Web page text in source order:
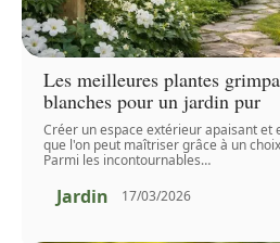
Les meilleures plantes
blanches pour un jardin pur
Créer un espace extérieur apaisant et
que l'on peut maîtriser grâce à un
Parmi les incontournables…
Jardin 17/03/2026